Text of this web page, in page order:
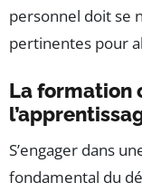
personnel doit se
pertinentes pour
La formation
S’engager dans
fondamental du